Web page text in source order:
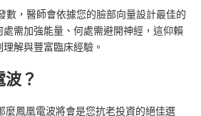
數，醫師會依據您的臉部向量設計最佳的
需加強能量、何處需避開神經，這仰賴
解與豐富臨床經驗。
？
麼鳳凰電波將會是您抗老投資的絕佳選